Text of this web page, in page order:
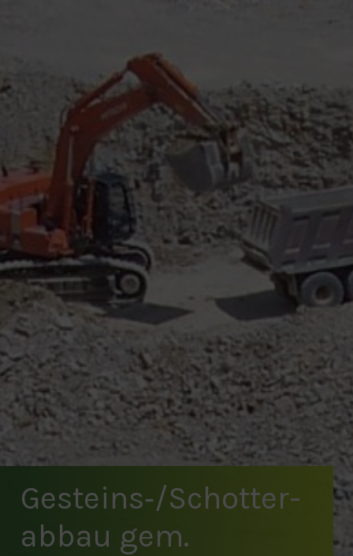
Gesteins‐/Schotter­
abbau gem.